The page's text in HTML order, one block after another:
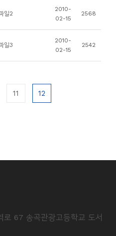
일2
2010-
02-15
2568
일3
2010-
02-15
2542
11 12
67 송곡관광고등학교 도서